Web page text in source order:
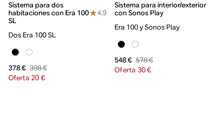
Sistema para dos
habitaciones con Era 100
SL
4.9
Dos Era 100 SL
378 € 398 €
Oferta 20 €
Sistema para interior/exterior
con Sonos Play
Era 100 y Sonos Play
548 € 578 €
Oferta 30 €